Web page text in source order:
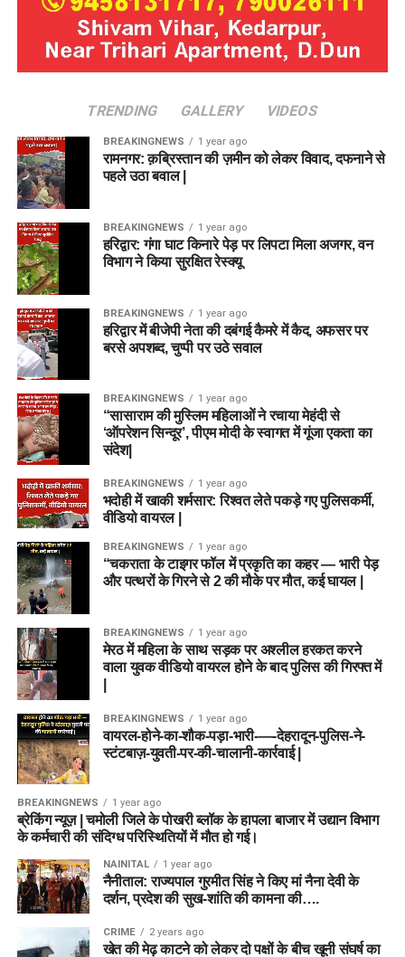
TRENDING GALLERY VIDEOS
BREAKINGNEWS 1 year ago
रामनगर: क़ब्रिस्तान की ज़मीन को लेकर विवाद, दफनाने से
पहले उठा बवाल |
BREAKINGNEWS 1 year ago
हरिद्वार: गंगा घाट किनारे पेड़ पर लिपटा मिला अजगर, वन
विभाग ने किया सुरक्षित रेस्क्यू
BREAKINGNEWS 1 year ago
हरिद्वार में बीजेपी नेता की दबंगई कैमरे में कैद, अफसर पर
बरसे अपशब्द, चुप्पी पर उठे सवाल
BREAKINGNEWS 1 year ago
“सासाराम की मुस्लिम महिलाओं ने रचाया मेहंदी से
‘ऑपरेशन सिन्दूर’, पीएम मोदी के स्वागत में गूंजा एकता का
संदेश|
BREAKINGNEWS 1 year ago
भदोही में खाकी शर्मसार: रिश्वत लेते पकड़े गए पुलिसकर्मी,
वीडियो वायरल |
BREAKINGNEWS 1 year ago
“चकराता के टाइगर फॉल में प्रकृति का कहर — भारी पेड़
और पत्थरों के गिरने से 2 की मौके पर मौत, कई घायल |
BREAKINGNEWS 1 year ago
मेरठ में महिला के साथ सड़क पर अश्लील हरकत करने
वाला युवक वीडियो वायरल होने के बाद पुलिस की गिरफ्त में
BREAKINGNEWS 1 year ago
वायरल-होने-का-शौक-पड़ा-भारी-—-देहरादून-पुलिस-ने-
स्टंटबाज़-युवती-पर-की-चालानी-कार्रवाई |
BREAKINGNEWS 1 year ago
ब्रेकिंग न्यूज़ | चमोली जिले के पोखरी ब्लॉक के हापला बाजार में उद्यान विभाग
के कर्मचारी की संदिग्ध परिस्थितियों में मौत हो गई।
NAINITAL 1 year ago
नैनीताल: राज्यपाल गुरमीत सिंह ने किए मां नैना देवी के
दर्शन, प्रदेश की सुख-शांति की कामना की….
CRIME 2 years ago
खेत की मेढ़ काटने को लेकर दो पक्षों के बीच खूनी संघर्ष का